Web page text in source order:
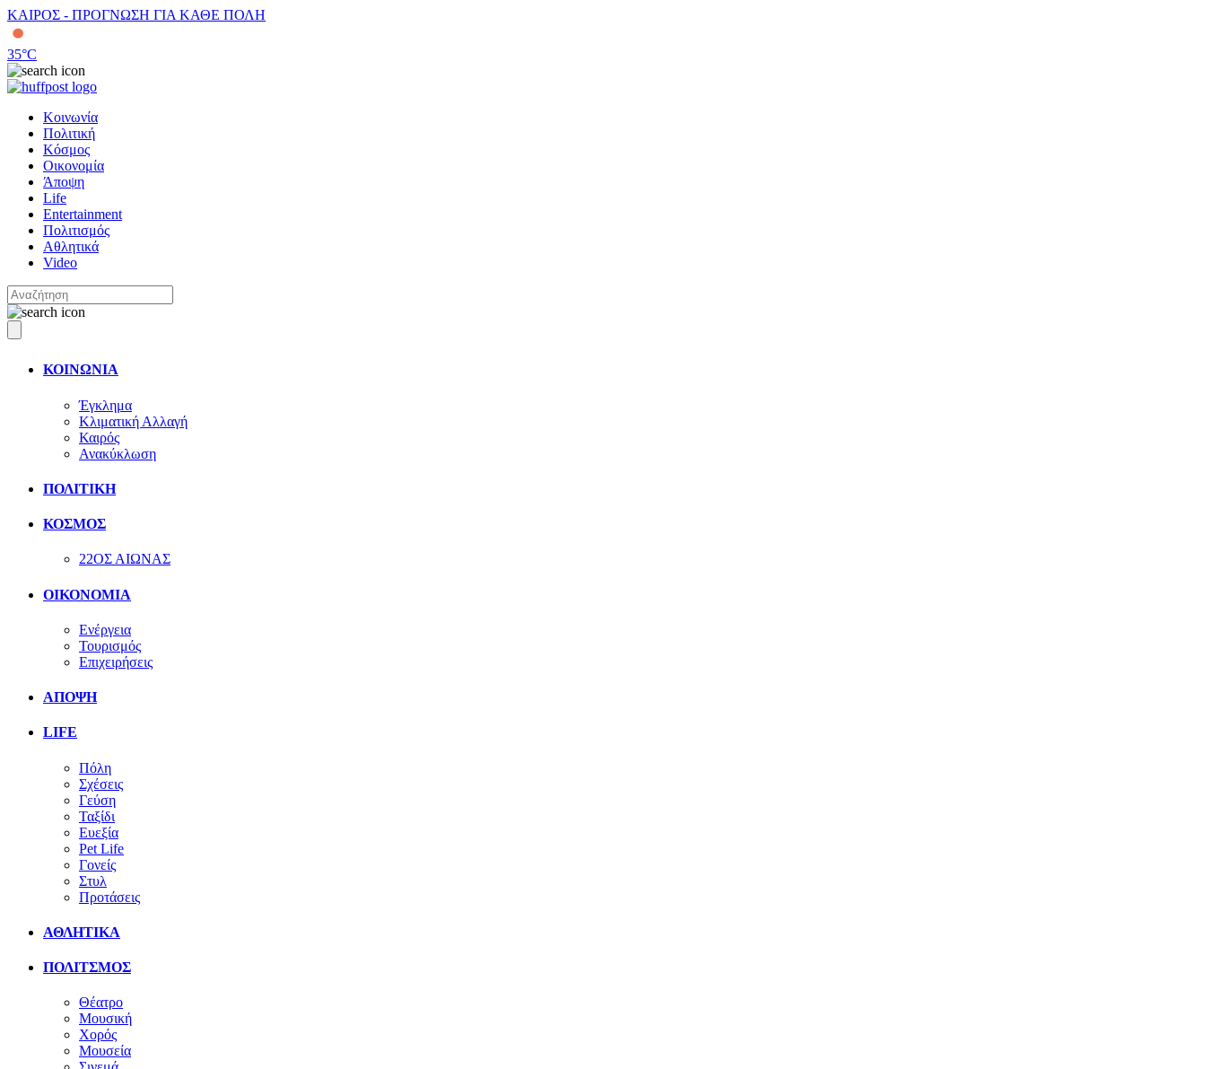
ΚΑΙΡΟΣ - ΠΡΟΓΝΩΣΗ ΓΙΑ ΚΑΘΕ ΠΟΛΗ
35°C
Κοινωνία
Πολιτική
Κόσμος
Οικονομία
Άποψη
Life
Entertainment
Πολιτισμός
Αθλητικά
Video
ΚΟΙΝΩΝΙΑ
Έγκλημα
Κλιματική Αλλαγή
Καιρός
Ανακύκλωση
ΠΟΛΙΤΙΚΗ
ΚΟΣΜΟΣ
22ΟΣ ΑΙΩΝΑΣ
ΟΙΚΟΝΟΜΙΑ
Ενέργεια
Τουρισμός
Επιχειρήσεις
ΑΠΟΨΗ
LIFE
Πόλη
Σχέσεις
Γεύση
Ταξίδι
Ευεξία
Pet Life
Γονείς
Στυλ
Προτάσεις
ΑΘΛΗΤΙΚΑ
ΠΟΛΙΤΣΜΟΣ
Θέατρο
Μουσική
Χορός
Μουσεία